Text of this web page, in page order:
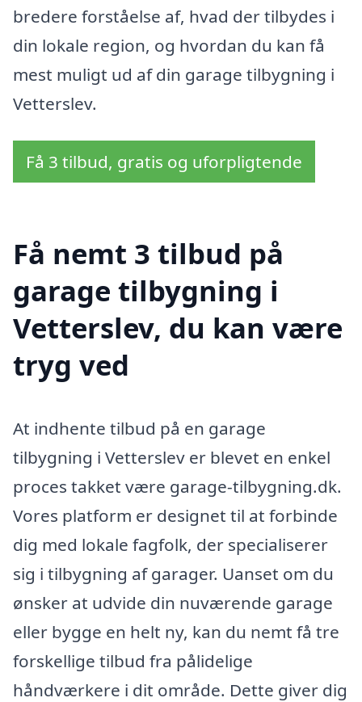
bredere forståelse af, hvad der tilbydes i
din lokale region, og hvordan du kan få
mest muligt ud af din garage tilbygning i
Vetterslev.
Få 3 tilbud, gratis og uforpligtende
Få nemt 3 tilbud på
garage tilbygning i
Vetterslev, du kan være
tryg ved
At indhente tilbud på en garage
tilbygning i Vetterslev er blevet en enkel
proces takket være garage-tilbygning.dk.
Vores platform er designet til at forbinde
dig med lokale fagfolk, der specialiserer
sig i tilbygning af garager. Uanset om du
ønsker at udvide din nuværende garage
eller bygge en helt ny, kan du nemt få tre
forskellige tilbud fra pålidelige
håndværkere i dit område. Dette giver dig